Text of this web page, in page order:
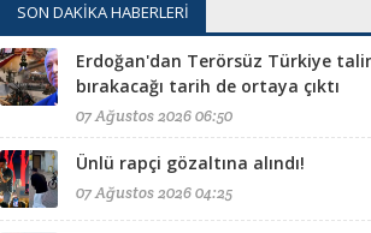
SON DAKİKA HABERLERİ
Erdoğan'dan Terörsüz Türkiye
bırakacağı tarih de ortaya çıktı
07 Ağustos 2026 06:50
Ünlü rapçi gözaltına alındı!
07 Ağustos 2026 04:25